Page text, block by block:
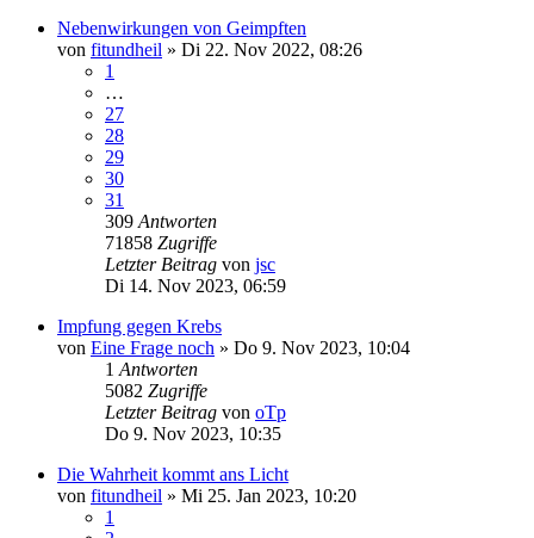
Nebenwirkungen von Geimpften
von fitundheil » Di 22. Nov 2022, 08:26
1
…
27
28
29
30
31
309 Antworten
71858 Zugriffe
Letzter Beitrag von jsc
Di 14. Nov 2023, 06:59
Impfung gegen Krebs
von Eine Frage noch » Do 9. Nov 2023, 10:04
1 Antworten
5082 Zugriffe
Letzter Beitrag von oTp
Do 9. Nov 2023, 10:35
Die Wahrheit kommt ans Licht
von fitundheil » Mi 25. Jan 2023, 10:20
1